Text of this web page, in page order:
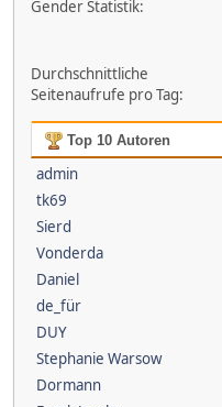
Gender Statistik:
Durchschnittliche
Seitenaufrufe pro Tag:
Top 10 Autoren
admin
tk69
Sierd
Vonderda
Daniel
de_für
DUY
Stephanie Warsow
Dormann